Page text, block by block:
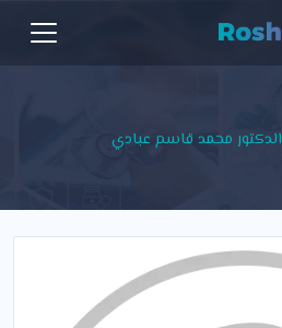
الدكتور محمد قاسم عبادي